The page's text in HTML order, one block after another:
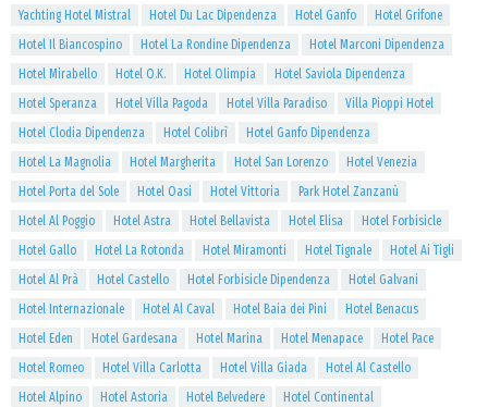
Yachting Hotel Mistral
Hotel Du Lac Dipendenza Hotel Ganfo
Hotel Grifone
Hotel Il Biancospino
Hotel La Rondine Dipendenza
Hotel Marconi Dipendenza
Hotel Mirabello
Hotel O.K. Hotel Olimpia
Hotel Saviola Dipendenza
Hotel Speranza
Hotel Villa Pagoda Hotel Villa Paradiso
Villa Pioppi Hotel
Hotel Clodia Dipendenza
Hotel Colibrì
Hotel Ganfo Dipendenza
Hotel La Magnolia
Hotel Margherita Hotel San Lorenzo
Hotel Venezia
Hotel Porta del Sole
Hotel Oasi Hotel Vittoria
Park Hotel Zanzanù
Hotel Al Poggio
Hotel Astra Hotel Bellavista Hotel Elisa
Hotel Forbisicle
Hotel Gallo
Hotel La Rotonda Hotel Miramonti Hotel Tignale
Hotel Ai Tigli
Hotel Al Prà
Hotel Castello Hotel Forbisicle Dipendenza
Hotel Galvani
Hotel Internazionale
Hotel Al Caval Hotel Baia dei Pini
Hotel Benacus
Hotel Eden
Hotel Gardesana Hotel Marina Hotel Menapace
Hotel Pace
Hotel Romeo
Hotel Villa Carlotta Hotel Villa Giada
Hotel Al Castello
Hotel Alpino
Hotel Astoria Hotel Belvedere
Hotel Continental